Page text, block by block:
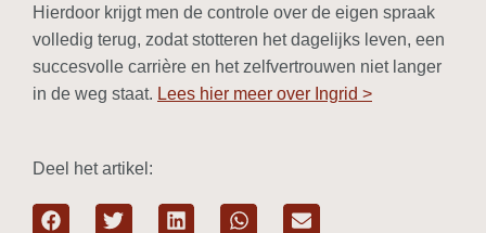
Hierdoor krijgt men de controle over de eigen spraak
volledig terug, zodat stotteren het dagelijks leven, een
succesvolle carrière en het zelfvertrouwen niet langer
in de weg staat. Lees hier meer over Ingrid >
Deel het artikel: